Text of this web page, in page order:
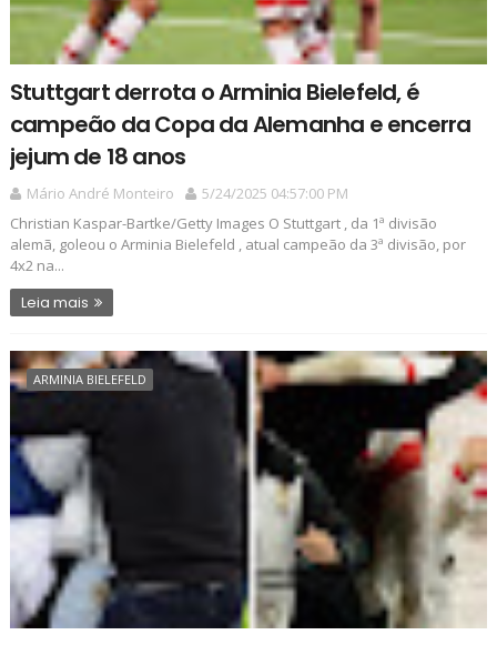
Stuttgart derrota o Arminia Bielefeld, é
campeão da Copa da Alemanha e encerra
jejum de 18 anos
Mário André Monteiro
5/24/2025 04:57:00 PM
Christian Kaspar-Bartke/Getty Images O Stuttgart , da 1ª divisão
alemã, goleou o Arminia Bielefeld , atual campeão da 3ª divisão, por
4x2 na...
Leia mais
ARMINIA BIELEFELD